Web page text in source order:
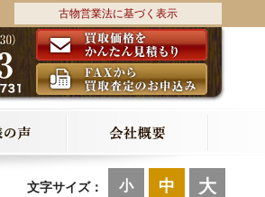
古物営業法に基づく表示
文字サイズ： 小 中 大